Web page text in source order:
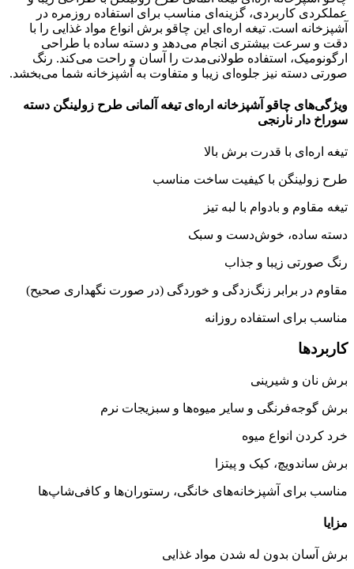
عملکردی کاربردی، گزینه‌ای مناسب برای استفاده روزمره در
آشپزخانه است. تیغه اره‌ای این چاقو برش انواع مواد غذایی را با
دقت و سرعت بیشتری انجام می‌دهد و دسته ساده با طراحی
ارگونومیک، استفاده طولانی‌مدت را آسان و راحت می‌کند. رنگ
صورتی دسته نیز جلوه‌ای زیبا و متفاوت به آشپزخانه شما می‌بخشد.
ویژگی‌های چاقو آشپزخانه اره‌ای تیغه آلمانی طرح زولینگن دسته
سوراخ دار نارنجی
تیغه اره‌ای با قدرت برش بالا
طرح زولینگن با کیفیت ساخت مناسب
تیغه مقاوم و بادوام با لبه تیز
دسته ساده، خوش‌دست و سبک
رنگ صورتی زیبا و جذاب
مقاوم در برابر زنگ‌زدگی و خوردگی (در صورت نگهداری صحیح)
مناسب برای استفاده روزانه
کاربردها
برش نان و شیرینی
برش گوجه‌فرنگی و سایر میوه‌ها و سبزیجات نرم
خرد کردن انواع میوه
برش ساندویچ، کیک و پیتزا
مناسب برای آشپزخانه‌های خانگی، رستوران‌ها و کافی‌شاپ‌ها
مزایا
برش آسان بدون له شدن مواد غذایی